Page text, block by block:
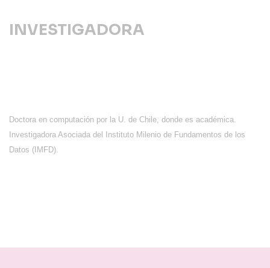
INVESTIGADORA
Doctora en computación por la U. de Chile, donde es académica.
Investigadora Asociada del Instituto Milenio de Fundamentos de los
Datos (IMFD).